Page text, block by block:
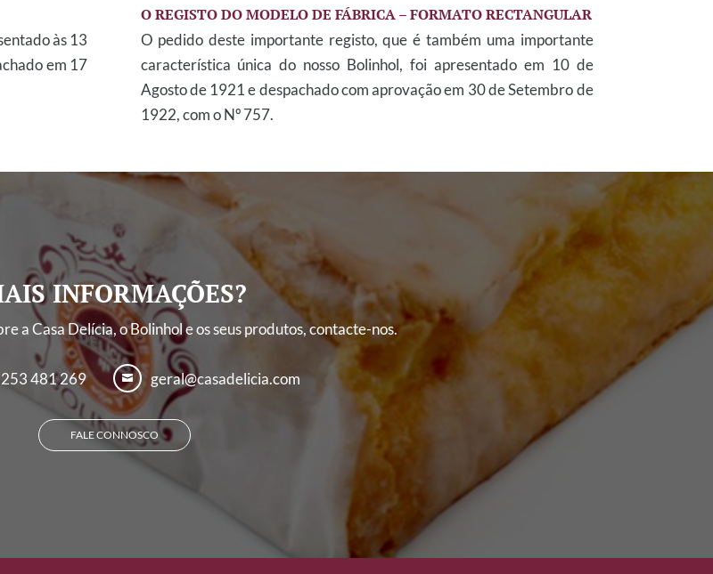
às 13
em 17
O REGISTO DO MODELO DE FÁBRICA – FORMATO RECTANGULAR
O pedido deste importante registo, que é também uma importante
característica única do nosso Bolinhol, foi apresentado em 10 de
Agosto de 1921 e despachado com aprovação em 30 de Setembro de
1922, com o Nº 757.
INFORMAÇÕES?
a Casa Delícia, o Bolinhol e os seus produtos, contacte-nos.
481 269  geral@casadelicia.com
FALE CONNOSCO